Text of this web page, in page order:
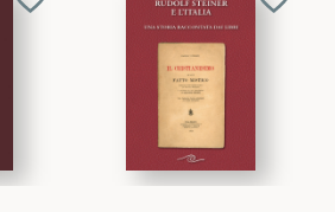
Aggiungi